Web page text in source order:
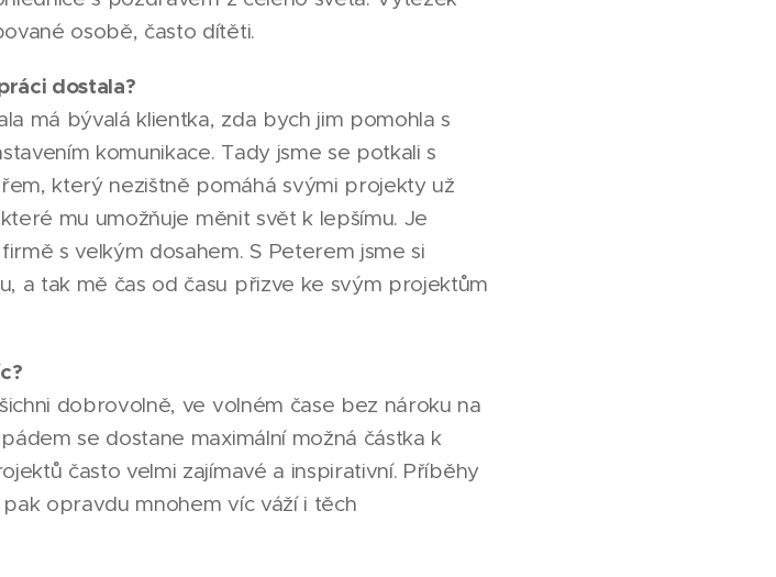
osobě, často dítěti.
dostala?
má bývalá klientka, zda bych jim pomohla s
komunikace. Tady jsme se potkali s
který nezištně pomáhá svými projekty už
mu umožňuje měnit svět k lepšímu. Je
s velkým dosahem. S Peterem jsme si
a tak mě čas od času přizve ke svým projektům
dobrovolně, ve volném čase bez nároku na
se dostane maximální možná částka k
často velmi zajímavé a inspirativní. Příběhy
opravdu mnohem víc váží i těch